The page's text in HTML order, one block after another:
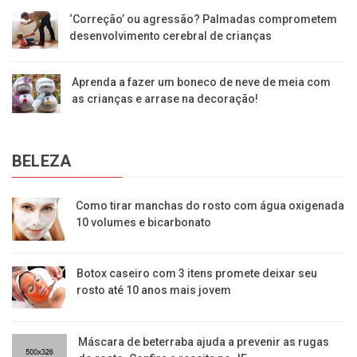
‘Correção’ ou agressão? Palmadas comprometem
desenvolvimento cerebral de crianças
Aprenda a fazer um boneco de neve de meia com
as crianças e arrase na decoração!
BELEZA
Como tirar manchas do rosto com água oxigenada
10 volumes e bicarbonato
Botox caseiro com 3 itens promete deixar seu
rosto até 10 anos mais jovem
Máscara de beterraba ajuda a prevenir as rugas